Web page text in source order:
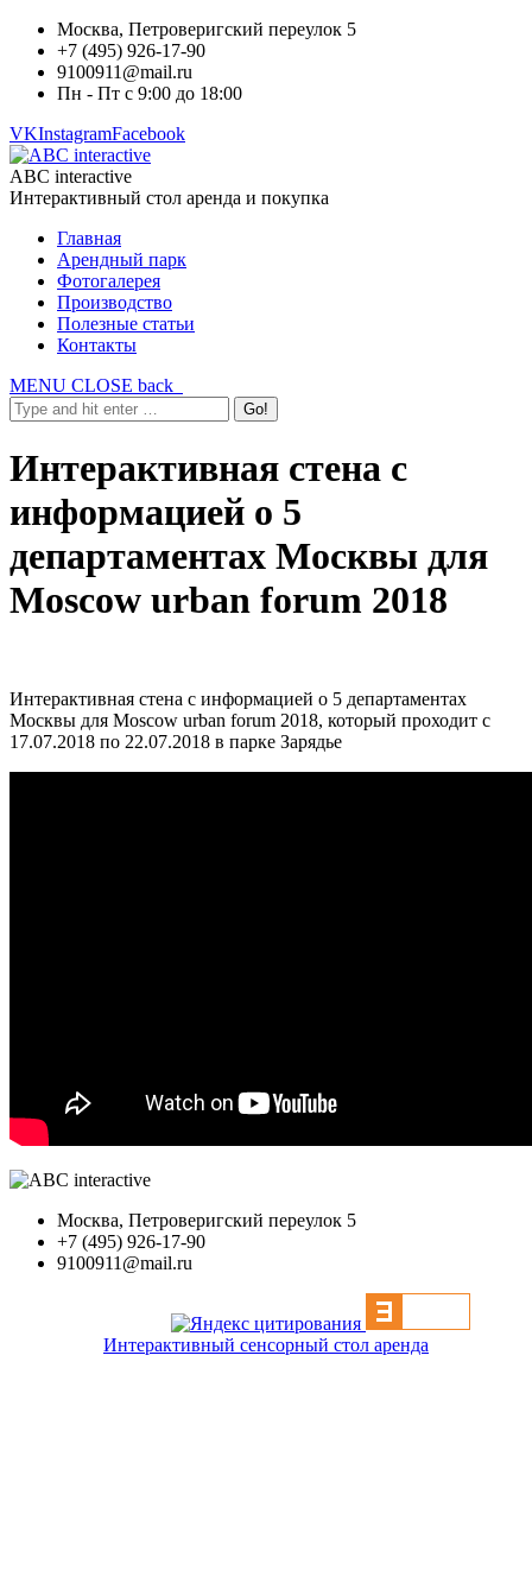
Москва, Петроверигский переулок 5
+7 (495) 926-17-90
9100911@mail.ru
Пн - Пт с 9:00 до 18:00
VKInstagramFacebook
ABC interactive
Интерактивный стол аренда и покупка
Главная
Арендный парк
Фотогалерея
Производство
Полезные статьи
Контакты
MENU CLOSE back
Интерактивная стена с
информацией о 5
департаментах Москвы для
Moscow urban forum 2018
Интерактивная стена с информацией о 5 департаментах
Москвы для Moscow urban forum 2018, который проходит с
17.07.2018 по 22.07.2018 в парке Зарядье
Москва, Петроверигский переулок 5
+7 (495) 926-17-90
9100911@mail.ru
Интерактивный сенсорный стол аренда